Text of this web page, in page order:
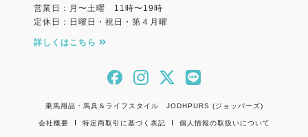
営業日：月〜土曜 11時〜19時
定休日：日曜日・祝日・第４月曜
詳しくはこちら
乗馬用品・馬具＆ライフスタイル JODHPURS (ジョッパーズ)
会社概要 特定商取引に基づく表記 個人情報の取扱いについて